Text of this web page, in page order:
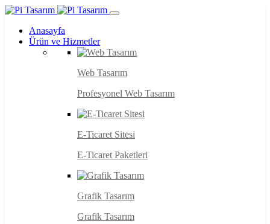
Anasayfa
Ürün ve Hizmetler
Web Tasarım
Profesyonel Web Tasarım
E-Ticaret Sitesi
E-Ticaret Paketleri
Grafik Tasarım
Grafik Tasarım